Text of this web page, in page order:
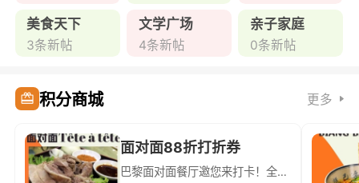
美食天下
3条新帖
文学广场
4条新帖
亲子家庭
0条新帖
积分商城 更多
面对面88折打折券
巴黎面对面餐厅邀您来打卡！全场88折